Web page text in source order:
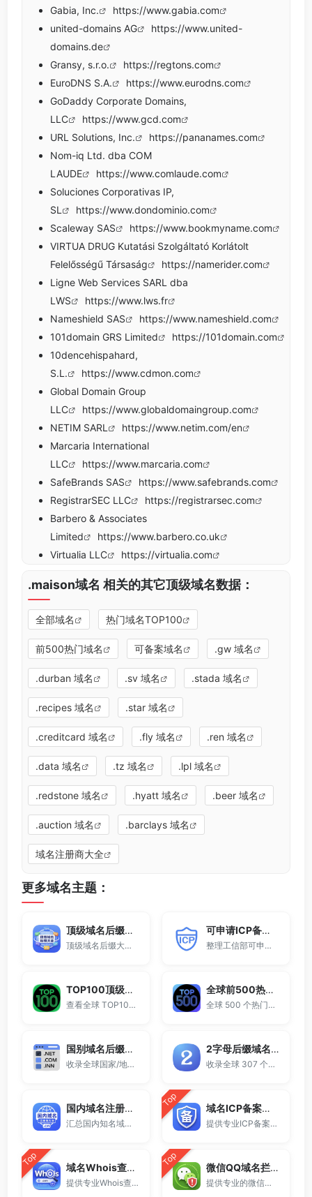
Gabia, Inc.
https://www.gabia.com
united-domains AG
https://www.united-
domains.de
Gransy, s.r.o.
https://regtons.com
EuroDNS S.A.
https://www.eurodns.com
GoDaddy Corporate Domains,
LLC
https://www.gcd.com
URL Solutions, Inc.
https://pananames.com
Nom-iq Ltd. dba COM
LAUDE
https://www.comlaude.com
Soluciones Corporativas IP,
SL
https://www.dondominio.com
Scaleway SAS
https://www.bookmyname.com
VIRTUA DRUG Kutatási Szolgáltató Korlátolt
Felelősségű Társaság
https://namerider.com
Ligne Web Services SARL dba
LWS
https://www.lws.fr
Nameshield SAS
https://www.nameshield.com
101domain GRS Limited
https://101domain.com
10dencehispahard,
S.L.
https://www.cdmon.com
Global Domain Group
LLC
https://www.globaldomaingroup.com
NETIM SARL
https://www.netim.com/en
Marcaria International
LLC
https://www.marcaria.com
SafeBrands SAS
https://www.safebrands.com
RegistrarSEC LLC
https://registrarsec.com
Barbero & Associates
Limited
https://www.barbero.co.uk
Virtualia LLC
https://virtualia.com
.maison域名 相关的其它顶级域名数据：
全部域名 热门域名TOP100
前500热门域名 可备案域名 .gw 域名
.durban 域名 .sv 域名 .stada 域名
.recipes 域名 .star 域名
.creditcard 域名 .fly 域名 .ren 域名
.data 域名 .tz 域名 .lpl 域名
.redstone 域名 .hyatt 域名 .beer 域名
.auction 域名 .barclays 域名
域名注册商大全
更多域名主题：
顶级域名后缀大全
顶级域名后缀大全收录全球已开放注册的所有TLD后缀，包括gTLD、ccTLD、品牌域名后缀等。
可申请ICP备案域名后缀大全
整理工信部可申请ICP网站备案的域名后缀大全。
TOP100顶级域名后缀排名榜
查看全球 TOP100 域名后缀。
全球前500热门域名后缀排行
全球 500 个热门域名后缀排名，展示注册量排行、是否可备案、适用范围与用途简介，帮助企业与个人在 2025 年快速选择合适的顶级域名。
国别域名后缀大全
收录全球国家/地区代码顶级域名。
2字母后缀域名大全
收录全球 307 个两字符域名后缀。
国内域名注册商大全
汇总国内知名域名注册商与服务平台。
Top 域名ICP备案查询
提供专业ICP备案查询与网站备案信息查询服务，支持域名备案号查询、网站是否备案检测及备案信息快速获取，适用于站长工具、域名检测与SEO分析。
Top 域名Whois查询工具
提供专业Whois查询与域名信息查询服务，支持查询域名注册信息、注册商、到期时间及DNS记录，适用于域名检测、SEO分析及站长工具使用。
Top 微信QQ域名拦截检测
提供专业的微信拦截检测、QQ拦截检测、域名被墙检测服务，一键查询网站是否被封、被拦截或被限制访问。